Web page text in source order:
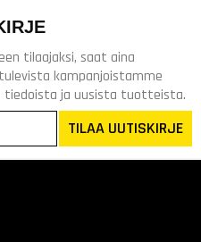
tilaajaksi, saat aina
kampanjoistamme
tiedoista ja uusista tuotteista.
TILAA UUTISKIRJE